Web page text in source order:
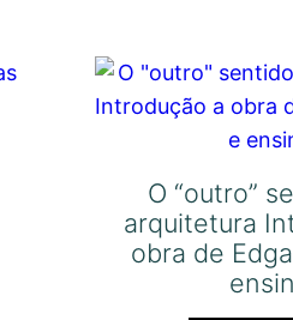
O “outro”
arquitetura
obra de